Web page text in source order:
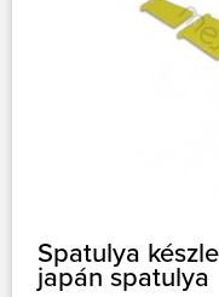
Spatulya
japán spatulya